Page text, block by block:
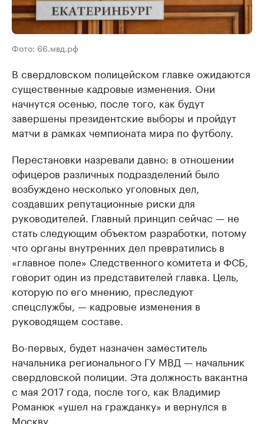
Фото: 66.мвд.рф
В свердловском полицейском главке ожидаются
существенные кадровые изменения. Они
начнутся осенью, после того, как будут
завершены президентские выборы и пройдут
матчи в рамках чемпионата мира по футболу.
Перестановки назревали давно: в отношении
офицеров различных подразделений было
возбуждено несколько уголовных дел,
создавших репутационные риски для
руководителей. Главный принцип сейчас — не
стать следующим объектом разработки, потому
что органы внутренних дел превратились в
«главное поле» Следственного комитета и ФСБ,
говорит один из представителей главка. Цель,
которую по его мнению, преследуют
спецслужбы, — кадровые изменения в
руководящем составе.
Во-первых, будет назначен заместитель
начальника регионального ГУ МВД — начальник
свердловской полиции. Эта должность вакантна
с мая 2017 года, после того, как Владимир
Романюк «ушел на гражданку» и вернулся в
Москву.